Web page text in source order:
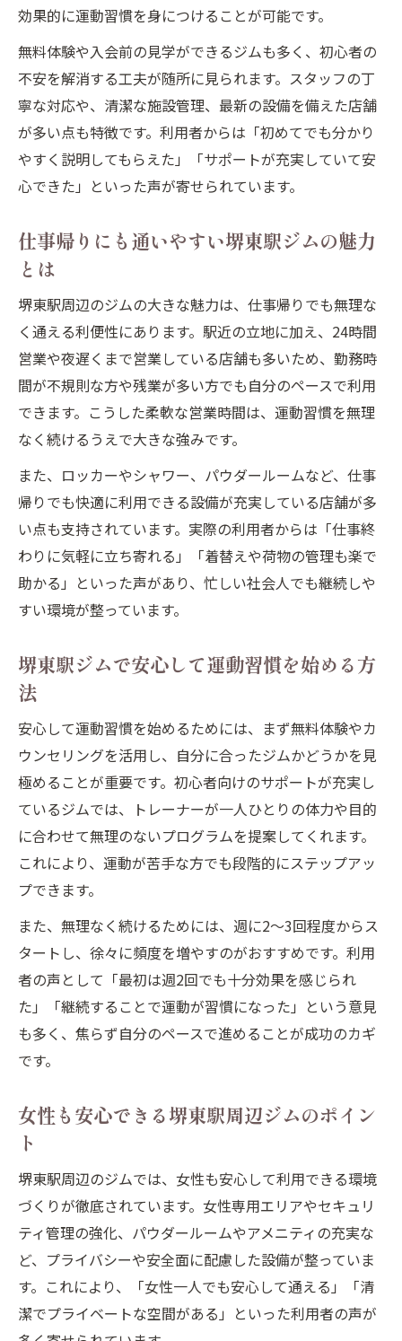
堺東駅ジムで無理なく続く運動習慣の魅力
ジムデビューに不安な方へ堺東駅で失敗しない
方法
ジム初心者が堺東駅で不安を解消する方法
堺東駅ジムで安心デビューするためのポイ
ント
ジム初心者に役立つ堺東駅スタッフのサポ
堺東駅ジムで体験レッスンを活用するコツ
選ぶ
堺東駅エリアのジムで理想の運動習慣を叶える
コツ
堺東駅ジムで理想の運動習慣を作るステッ
プ
ジム初心者が堺東駅で続けるための工夫と
習慣化
堺東駅ジムのプログラム活用で目標達成を
目指す
ジム初心者が堺東駅で成果を感じる取り組
み方
堺東駅ジムで健康と美容を両立するポイン
効果的に運動習慣を身につけることが可能です。
無料体験や入会前の見学ができるジムも多く、初心者の
不安を解消する工夫が随所に見られます。スタッフの丁
寧な対応や、清潔な施設管理、最新の設備を備えた店舗
が多い点も特徴です。利用者からは「初めてでも分かり
やすく説明してもらえた」「サポートが充実していて安
心できた」といった声が寄せられています。
仕事帰りにも通いやすい堺東駅ジムの魅力
とは
堺東駅周辺のジムの大きな魅力は、仕事帰りでも無理な
く通える利便性にあります。駅近の立地に加え、24時間
営業や夜遅くまで営業している店舗も多いため、勤務時
間が不規則な方や残業が多い方でも自分のペースで利用
できます。こうした柔軟な営業時間は、運動習慣を無理
なく続けるうえで大きな強みです。
また、ロッカーやシャワー、パウダールームなど、仕事
帰りでも快適に利用できる設備が充実している店舗が多
い点も支持されています。実際の利用者からは「仕事終
わりに気軽に立ち寄れる」「着替えや荷物の管理も楽で
助かる」といった声があり、忙しい社会人でも継続しや
すい環境が整っています。
堺東駅ジムで安心して運動習慣を始める方
法
安心して運動習慣を始めるためには、まず無料体験やカ
ウンセリングを活用し、自分に合ったジムかどうかを見
極めることが重要です。初心者向けのサポートが充実し
ているジムでは、トレーナーが一人ひとりの体力や目的
に合わせて無理のないプログラムを提案してくれます。
これにより、運動が苦手な方でも段階的にステップアッ
プできます。
また、無理なく続けるためには、週に2～3回程度からス
タートし、徐々に頻度を増やすのがおすすめです。利用
者の声として「最初は週2回でも十分効果を感じられ
た」「継続することで運動が習慣になった」という意見
も多く、焦らず自分のペースで進めることが成功のカギ
です。
女性も安心できる堺東駅周辺ジムのポイン
ト
堺東駅周辺のジムでは、女性も安心して利用できる環境
づくりが徹底されています。女性専用エリアやセキュリ
ティ管理の強化、パウダールームやアメニティの充実な
ど、プライバシーや安全面に配慮した設備が整っていま
す。これにより、「女性一人でも安心して通える」「清
潔でプライベートな空間がある」といった利用者の声が